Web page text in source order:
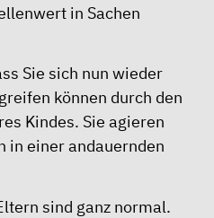
in Sachen
Sie sich nun wieder
können durch den
Kindes. Sie agieren
in einer andauernden
sind ganz normal.